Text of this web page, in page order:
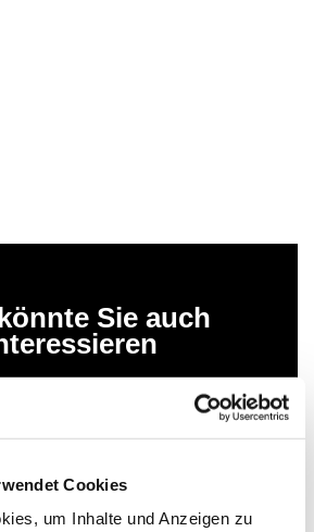
Cookies
um Inhalte und Anzeigen zu
Sie auch